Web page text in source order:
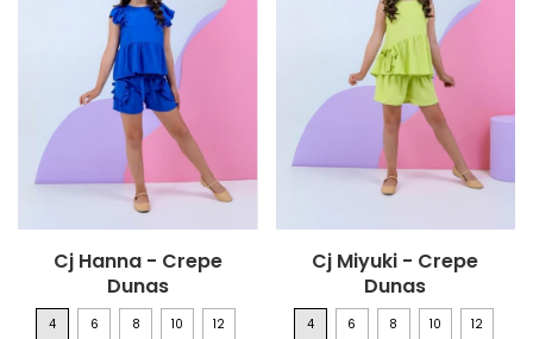
Cj Hanna - Crepe
Dunas
4 6 8 10 12
Cj Miyuki - Crepe
Dunas
4 6 8 10 12